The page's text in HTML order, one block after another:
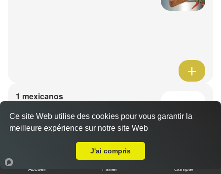
1 mexicanos
Dès3.50 €
Accueil Panier Compte
Ce site Web utilise des cookies pour vous garantir la
meilleure expérience sur notre site Web
J'ai compris